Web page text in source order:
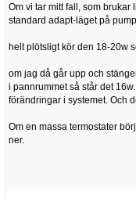
Om vi tar mitt fall, som
standard adapt-läget på
helt plötsligt kör den 18-20w
om jag då går upp och
i pannrummet så står det
förändringar i systemet. Och
Om en massa termostater
ner.